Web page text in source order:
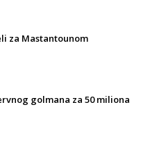
za Mastantounom
golmana za 50 miliona